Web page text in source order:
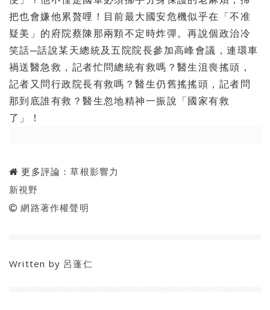
把也會嫌他累贅哩！ 目前最大國安危機似乎在「不准
疑美」 的府院蔡陳那兩顆不定時炸彈。再說個政治冷
笑話─話說某天總統及五院院長參加高峰會議，連環車
禍送醫急救， 記者忙問總統有救嗎？醫生沮喪搖頭，
記者又問行政院長有救嗎？醫生仍舊搖搖頭，記者問
那到底誰有救？醫生忽地精神一振說「國家有救
了」！
更多評論：草根影響力
新視野
網路著作權聲明
Written by 呂蓬仁